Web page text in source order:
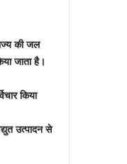
की जल
जाता है।
किया
उत्पादन से